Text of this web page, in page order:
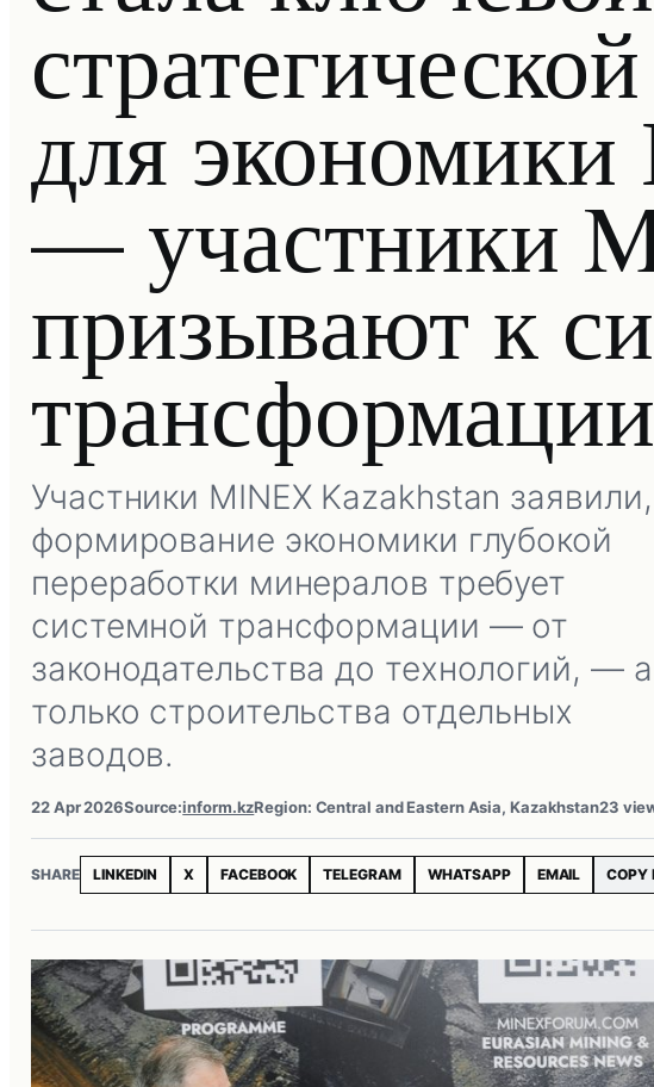
для экономики
— участники
призывают к
трансформации
Участники MINEX Kazakhstan
формирование экономики глубокой
переработки минералов требует
системной трансформации — от
законодательства до технологий, —
только строительства отдельных
заводов.
22 Apr 2026Source:inform.kzRegion: Central and Eastern Asia, Kazakhstan23
SHARE LINKEDIN X FACEBOOK TELEGRAM WHATSAPP EMAIL COPY